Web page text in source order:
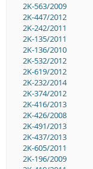
2K-563/2009
2K-447/2012
2K-242/2011
2K-135/2011
2K-136/2010
2K-532/2012
2K-619/2012
2K-232/2014
2K-374/2012
2K-416/2013
2K-426/2008
2K-491/2013
2K-437/2013
2K-605/2011
2K-196/2009